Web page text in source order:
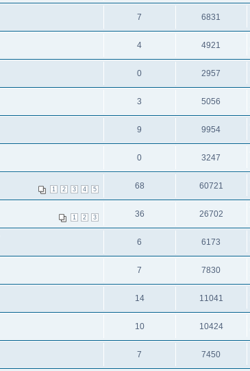
7 6831
4 4921
0 2957
3 5056
9 9954
0 3247
1 2 3 4 5 68 60721
1 2 3 36 26702
6 6173
7 7830
14 11041
10 10424
7 7450